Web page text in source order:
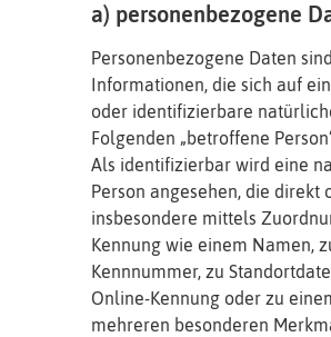
a) personenbezogene
Personenbezogene Daten
Informationen, die sich auf
oder identifizierbare
Folgenden „betroffene
Als identifizierbar wird eine
Person angesehen, die direkt
insbesondere mittels
Kennung wie einem Namen,
Kennnummer, zu
Online-Kennung oder zu
mehreren besonderen